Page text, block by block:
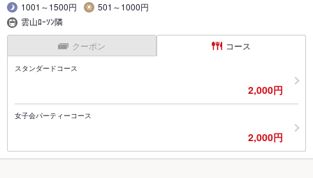
1001～1500円
501～1000円
雲山ﾛｰｿﾝ隣
クーポン コース
スタンダードコース
2,000円
女子会パーティーコース
2,000円